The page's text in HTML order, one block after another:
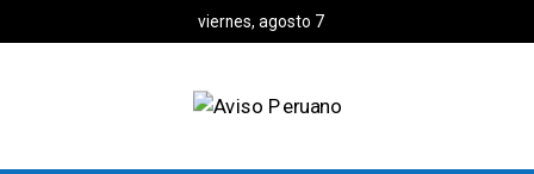
viernes, agosto 7